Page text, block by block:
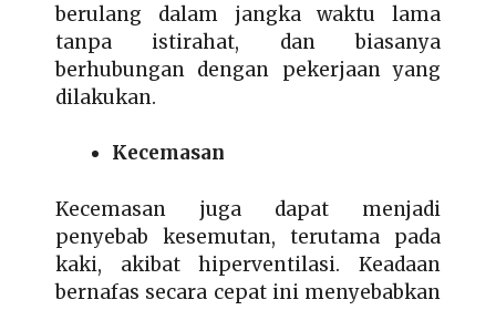
berulang dalam jangka waktu lama
tanpa istirahat, dan biasanya
berhubungan dengan pekerjaan yang
dilakukan.
Kecemasan
Kecemasan juga dapat menjadi
penyebab kesemutan, terutama pada
kaki, akibat hiperventilasi. Keadaan
bernafas secara cepat ini menyebabkan